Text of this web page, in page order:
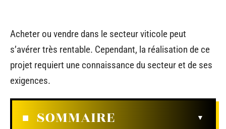
Acheter ou vendre dans le secteur viticole peut
s’avérer très rentable. Cependant, la réalisation de ce
projet requiert une connaissance du secteur et de ses
exigences.
SOMMAIRE